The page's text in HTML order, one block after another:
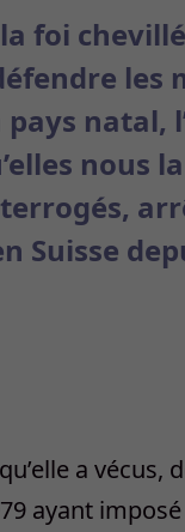
foi
les
natal,
nous
Suisse
a vécus,
ayant